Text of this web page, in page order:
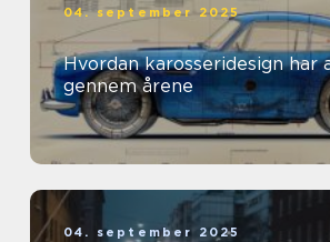
04. september 2025
Hvordan karosseridesign
gennem årene
04. september 2025